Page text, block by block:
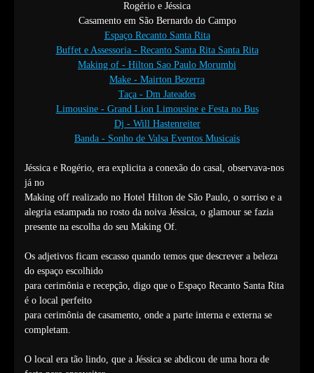
Rogério e Jéssica
Casamento em São Bernardo do Campo
Espaço Recanto Santa Rita
Buffet e Assessoria - Recanto Santa Rita Santa Rita
Making of - Hilton Sao Paulo Morumbi
Make - Mairton Bezerra
Taça - Dm Jateados
Limousine - Grand Lion Limousine e Festa no Bus
Dj - Will Hastenreiter
Banda - Sonho de Valsa Eventos Musicais
Jéssica e Rogério, era explicita a conexão do casal, observava-nos
já no
Making off realizado no Hotel Hilton de São Paulo, o sorriso e a
alegria estampada no rosto da noiva Jéssica, o glamour se fazia
presente na escolha do seu Making Of.
Os adjetivos ficam escasso quando temos que descrever a beleza
do espaço escolhido
para cerimônia e recepção, digo que o Espaço Recanto Santa Rita
é o local perfeito
para cerimônia de casamento, onde a parte interna e externa se
completam.
O local era tão lindo, que a Jéssica se abdicou de uma hora de